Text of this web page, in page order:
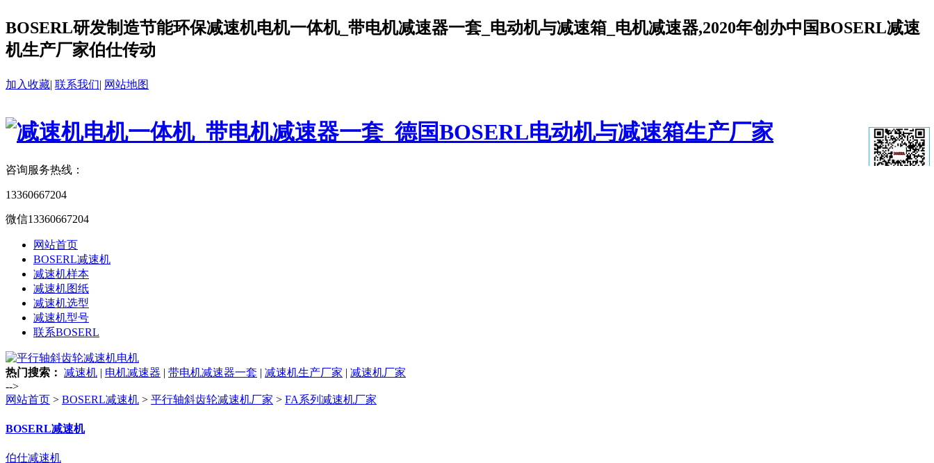
BOSERL研发制造节能环保减速机电机一体机_带电机减速器一套_电动机与减速箱_电机减速器,2020年创办中国BOSERL减速
机生产厂家伯仕传动
加入收藏| 联系我们| 网站地图
咨询服务热线：
13360667204
微信13360667204
网站首页
BOSERL减速机
减速机样本
减速机图纸
减速机选型
减速机型号
联系BOSERL
热门搜索： 减速机 | 电机减速器 | 带电机减速器一套 | 减速机生产厂家 | 减速机厂家
-->
网站首页 > BOSERL减速机 > 平行轴斜齿轮减速机厂家 > FA系列减速机厂家
BOSERL减速机
伯仕减速机